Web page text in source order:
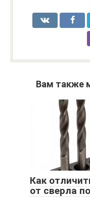
Вам также
Как
от сверла